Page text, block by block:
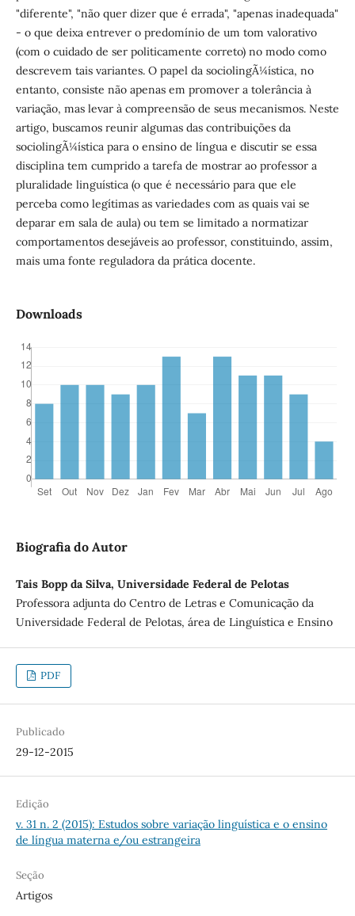
"diferente", "não quer dizer que é errada", "apenas inadequada"
- o que deixa entrever o predomínio de um tom valorativo
(com o cuidado de ser politicamente correto) no modo como
descrevem tais variantes. O papel da sociolingÃ¼ística, no
entanto, consiste não apenas em promover a tolerância à
variação, mas levar à compreensão de seus mecanismos. Neste
artigo, buscamos reunir algumas das contribuições da
sociolingÃ¼ística para o ensino de língua e discutir se essa
disciplina tem cumprido a tarefa de mostrar ao professor a
pluralidade linguística (o que é necessário para que ele
perceba como legítimas as variedades com as quais vai se
deparar em sala de aula) ou tem se limitado a normatizar
comportamentos desejáveis ao professor, constituindo, assim,
mais uma fonte reguladora da prática docente.
Downloads
Biografia do Autor
Tais Bopp da Silva, Universidade Federal de Pelotas
Professora adjunta do Centro de Letras e Comunicação da
Universidade Federal de Pelotas, área de Linguística e Ensino
PDF
Publicado
29-12-2015
Edição
v. 31 n. 2 (2015): Estudos sobre variação linguística e o ensino
de língua materna e/ou estrangeira
Seção
Artigos